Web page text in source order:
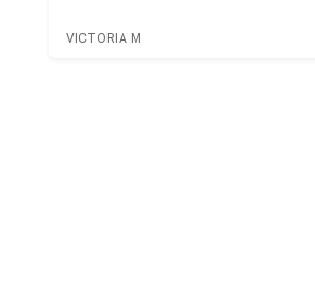
VICTORIA M